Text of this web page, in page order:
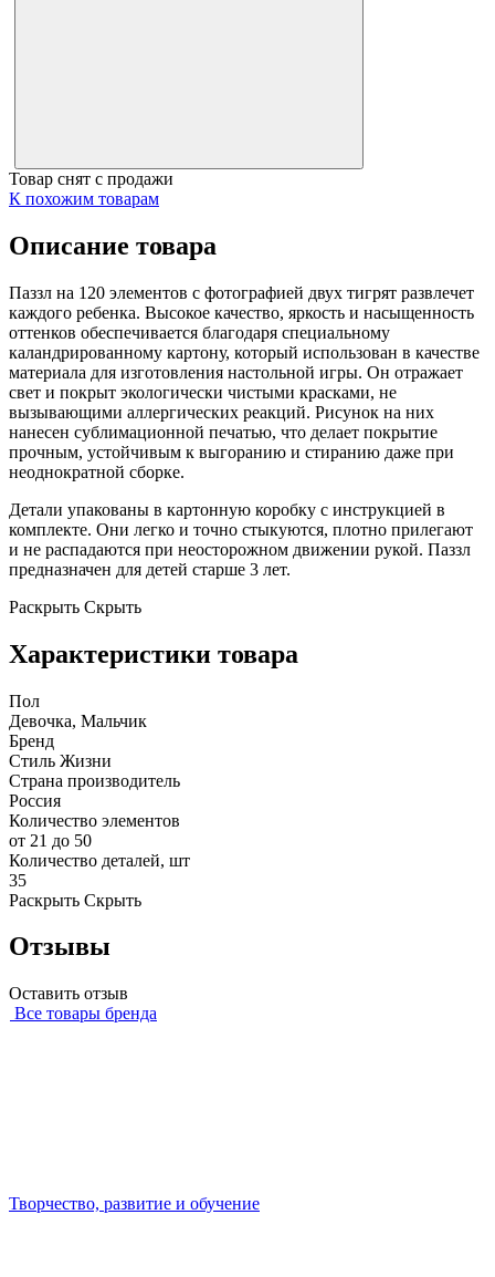
Товар снят с продажи
К похожим товарам
Описание товара
Паззл на 120 элементов с фотографией двух тигрят развлечет
каждого ребенка. Высокое качество, яркость и насыщенность
оттенков обеспечивается благодаря специальному
каландрированному картону, который использован в качестве
материала для изготовления настольной игры. Он отражает
свет и покрыт экологически чистыми красками, не
вызывающими аллергических реакций. Рисунок на них
нанесен сублимационной печатью, что делает покрытие
прочным, устойчивым к выгоранию и стиранию даже при
неоднократной сборке.
Детали упакованы в картонную коробку с инструкцией в
комплекте. Они легко и точно стыкуются, плотно прилегают
и не распадаются при неосторожном движении рукой. Паззл
предназначен для детей старше 3 лет.
Раскрыть Скрыть
Характеристики товара
Пол
Девочка, Мальчик
Бренд
Стиль Жизни
Страна производитель
Россия
Количество элементов
от 21 до 50
Количество деталей, шт
35
Раскрыть Скрыть
Отзывы
Оставить отзыв
Все товары бренда
Творчество, развитие и обучение